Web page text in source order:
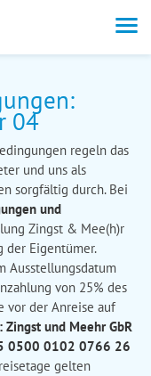
04
regeln das
und uns als
sorgfältig durch. Bei
und
Zingst & Mee(h)r
der Eigentümer.
Ausstellungsdatum
von 25% des
vor der Anreise auf
Zingst und Meehr GbR
0500 0102 0766 26
gelten